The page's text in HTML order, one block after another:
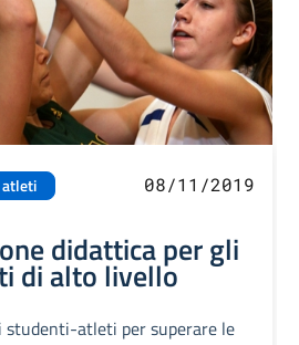
08/11/2019
didattica per gli
di alto livello
studenti-atleti per superare le